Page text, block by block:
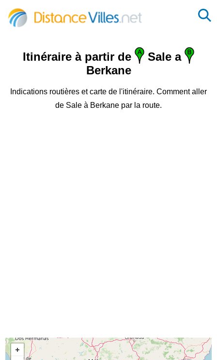
Itinéraire à partir de
Sale a
Berkane
Indications routières et carte de l'itinéraire. Comment aller
de Sale à Berkane par la route.